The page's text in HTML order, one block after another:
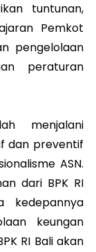
tuntunan,
Pemkot
pengelolaan
peraturan
menjalani
dan preventif
ASN.
dari BPK RI
kedepannya
keungan
RI Bali akan